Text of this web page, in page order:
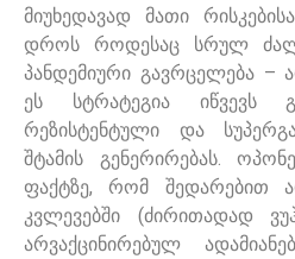
მიუხედავად მათი
დროს როდესაც სრულ
პანდემიური გავრცელება –
ეს სტრატეგია იწვევს
რეზისტენტული და
შტამის გენერირებას.
ფაქტზე, რომ შედარებით
კვლევებში (ძირითადად
არვაქცინირებულ